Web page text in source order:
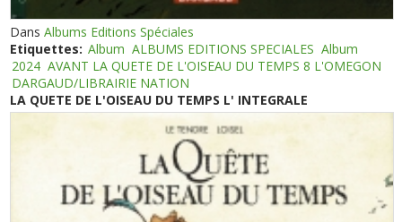
DansAlbums Editions Spéciales
Etiquettes: Album ALBUMS EDITIONS SPECIALES Album
2024 AVANT LA QUETE DE L'OISEAU DU TEMPS 8 L'OMEGON
DARGAUD/LIBRAIRIE NATION
LA QUETE DE L'OISEAU DU TEMPS L' INTEGRALE